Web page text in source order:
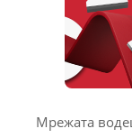
Мрежата